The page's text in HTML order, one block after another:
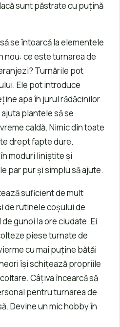
sunt păstrate cu puțină
se întoarcă la elementele
nou: ce este turnarea de
Turnările pot
Ele pot introduce
apa în jurul rădăcinilor
plantele să se
caldă. Nimic din toate
drept fapte dure.
moduri liniștite și
par pur și simplu să ajute.
suficient de mult
de rutinele coșului de
gunoi la ore ciudate. Ei
piese turnate de
cu mai puține bătăi
își schițează propriile
Câțiva încearcă să
pentru turnarea de
Devine un mic hobby în